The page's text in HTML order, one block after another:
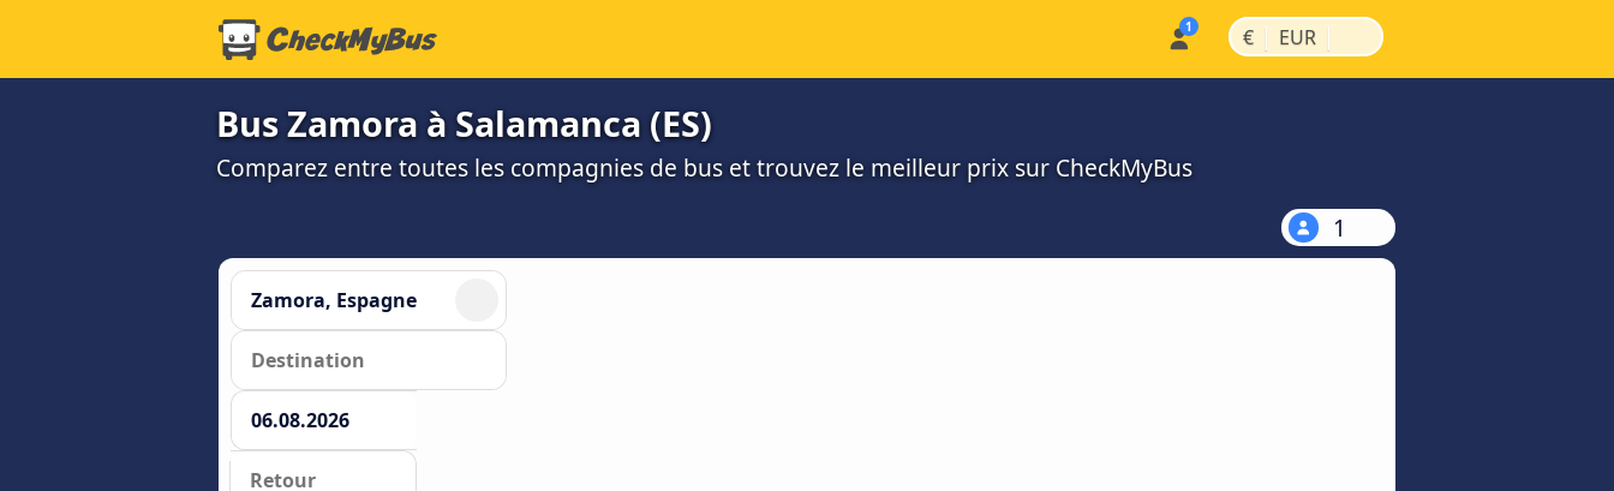
€ | EUR |
Bus Zamora à Salamanca (ES)
Comparez entre toutes les compagnies de bus et trouvez le meilleur prix sur CheckMyBus
1